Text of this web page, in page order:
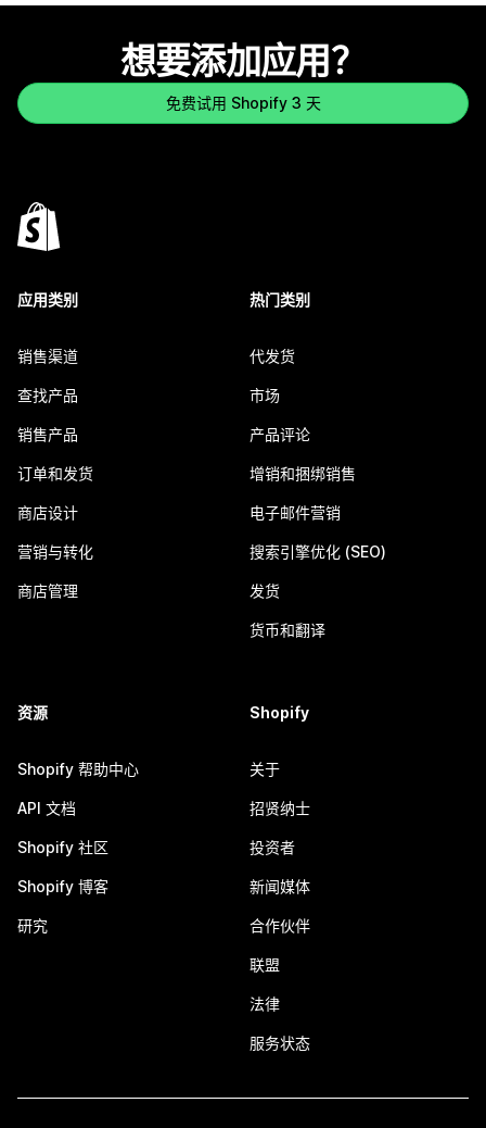
想要添加应用？
免费试用 Shopify 3 天
应用类别
销售渠道
查找产品
销售产品
订单和发货
商店设计
营销与转化
商店管理
热门类别
代发货
市场
产品评论
增销和捆绑销售
电子邮件营销
搜索引擎优化 (SEO)
发货
货币和翻译
资源
Shopify 帮助中心
API 文档
Shopify 社区
Shopify 博客
研究
Shopify
关于
招贤纳士
投资者
新闻媒体
合作伙伴
联盟
法律
服务状态